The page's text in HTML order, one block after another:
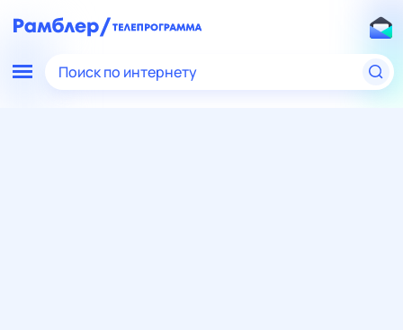
Поиск по интернету